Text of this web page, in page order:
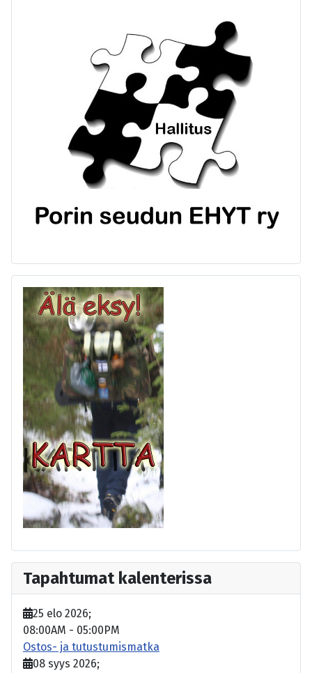
Tapahtumat kalenterissa
25 elo 2026;
08:00AM - 05:00PM
Ostos- ja tutustumismatka
08 syys 2026;